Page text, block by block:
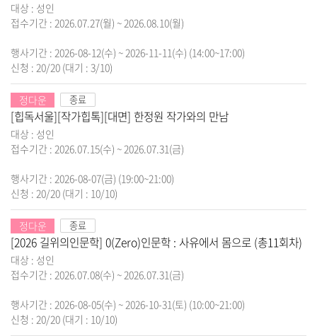
대상 : 성인
접수기간 : 2026.07.27(월) ~ 2026.08.10(월)
행사기간 : 2026-08-12(수) ~ 2026-11-11(수) (14:00~17:00)
신청 : 20/20 (대기 : 3/10)
정다운
[힙독서울][작가힙톡][대면] 한정원 작가와의 만남
대상 : 성인
접수기간 : 2026.07.15(수) ~ 2026.07.31(금)
행사기간 : 2026-08-07(금) (19:00~21:00)
신청 : 20/20 (대기 : 10/10)
종료
정다운
[2026 길위의인문학] 0(Zero)인문학 : 사유에서 몸으로 (총11회차)
대상 : 성인
접수기간 : 2026.07.08(수) ~ 2026.07.31(금)
행사기간 : 2026-08-05(수) ~ 2026-10-31(토) (10:00~21:00)
신청 : 20/20 (대기 : 10/10)
종료